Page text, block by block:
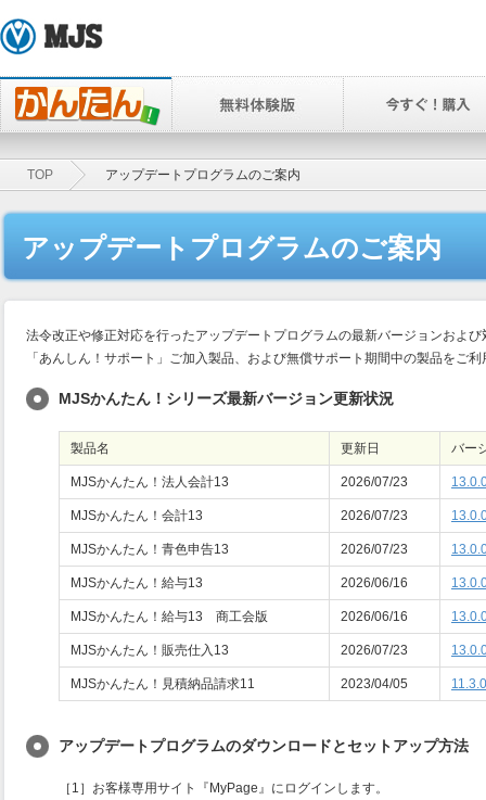
TOP アップデートプログラムのご案内
アップデートプログラムのご案内
法令改正や修正対応を行ったアップデートプログラムの最新バージョンおよ
「あんしん！サポート」ご加入製品、および無償サポート期間中の製品をご
MJSかんたん！シリーズ最新バージョン更新状況
製品名 更新日 バー
MJSかんたん！法人会計13 2026/07/23
MJSかんたん！会計13 2026/07/23
MJSかんたん！青色申告13 2026/07/23
MJSかんたん！給与13 2026/06/16
MJSかんたん！給与13 商工会版 2026/06/16
MJSかんたん！販売仕入13 2026/07/23
MJSかんたん！見積納品請求11 2023/04/05
アップデートプログラムのダウンロードとセットアップ方法
［1］お客様専用サイト『MyPage』にログインします。